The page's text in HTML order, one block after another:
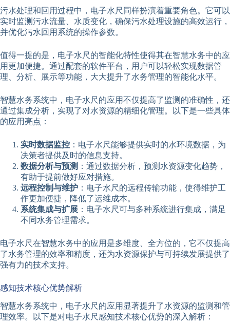
污水处理和回用过程中，电子水尺同样扮演着重要角色。它可以
实时监测污水流量、水质变化，确保污水处理设施的高效运行，
并优化污水回用系统的操作参数。
值得一提的是，电子水尺的智能化特性使得其在智慧水务中的应
用更加便捷。通过配套的软件平台，用户可以轻松实现数据管
理、分析、展示等功能，大大提升了水务管理的智能化水平。
智慧水务系统中，电子水尺的应用不仅提高了监测的准确性，还
通过集成分析，实现了对水资源的精细化管理。以下是一些具体
的应用亮点：
实时数据监控 ：电子水尺能够提供实时的水环境数据，为
决策者提供及时的信息支持。
数据分析与预测 ：通过数据分析，预测水资源变化趋势，
有助于提前做好应对措施。
远程控制与维护 ：电子水尺的远程传输功能，使得维护工
作更加便捷，降低了运维成本。
系统集成与扩展 ：电子水尺可与多种系统进行集成，满足
不同水务管理需求。
电子水尺在智慧水务中的应用是多维度、全方位的，它不仅提高
了水务管理的效率和精度，还为水资源保护与可持续发展提供了
强有力的技术支持。
感知技术核心优势解析
智慧水务系统中，电子水尺的应用显著提升了水资源的监测和管
理效率。以下是对电子水尺感知技术核心优势的深入解析：